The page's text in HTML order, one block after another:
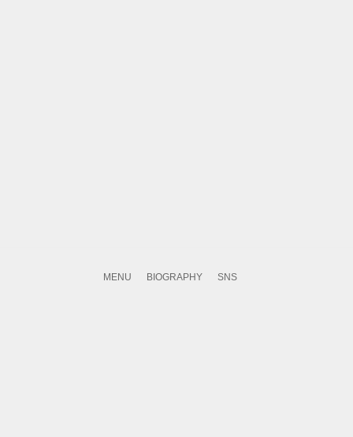
MENU BIOGRAPHY SNS